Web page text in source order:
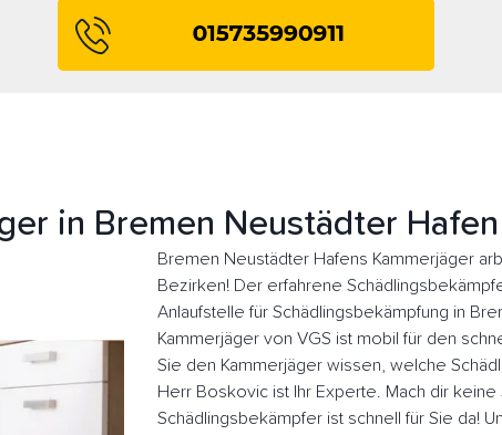
in Bremen Neustädter
Bremen Neustädter Hafens Kammerjäger
Bezirken! Der erfahrene
Anlaufstelle für Schädlingsbekämpfung in
Kammerjäger von VGS ist mobil für den
Sie den Kammerjäger wissen, welche
Herr Boskovic ist Ihr Experte. Mach dir keine
Schädlingsbekämpfer ist schnell für Sie da!